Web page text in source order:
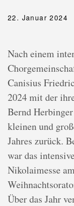
22. Januar 2024
Nach einem
Canisius
2024 mit der
Bernd
kleinen und
Jahres zurück.
war das
Nikolaimesse
Über das Jahr